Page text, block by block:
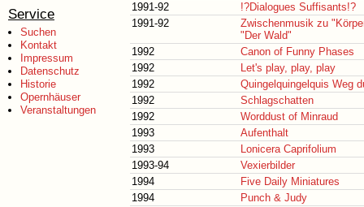
Service
Suchen
Kontakt
Impressum
Datenschutz
Historie
Opernhäuser
Veranstaltungen
1991-92
!?Dialogues Suffisants!?
1991-92
Zwischenmusik zu
"Der Wald"
1992
Canon of Funny Phases
1992
Let's play, play, play
1992
Quingelquingelquis Weg
1992
Schlagschatten
1992
Worddust of Minraud
1993
Aufenthalt
1993
Lonicera Caprifolium
1993-94
Vexierbilder
1994
Five Daily Miniatures
1994
Punch & Judy